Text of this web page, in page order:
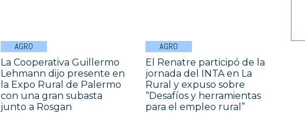
AGRO
La Cooperativa Guillermo
Lehmann dijo presente en
la Expo Rural de Palermo
con una gran subasta
junto a Rosgan
AGRO
El Renatre participó de la
jornada del INTA en La
Rural y expuso sobre
“Desafíos y herramientas
para el empleo rural”